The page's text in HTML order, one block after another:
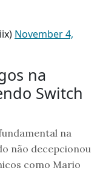
November 4,
na
Switch
na
não decepcionou
como Mario